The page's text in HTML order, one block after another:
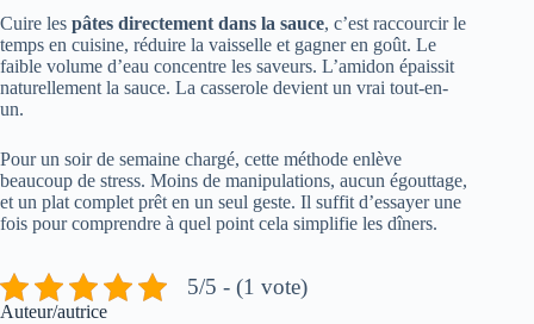
Cuire les pâtes directement dans la sauce, c’est raccourcir le
temps en cuisine, réduire la vaisselle et gagner en goût. Le
faible volume d’eau concentre les saveurs. L’amidon épaissit
naturellement la sauce. La casserole devient un vrai tout-en-
un.
Pour un soir de semaine chargé, cette méthode enlève
beaucoup de stress. Moins de manipulations, aucun égouttage,
et un plat complet prêt en un seul geste. Il suffit d’essayer une
fois pour comprendre à quel point cela simplifie les dîners.
5/5 - (1 vote)
Auteur/autrice